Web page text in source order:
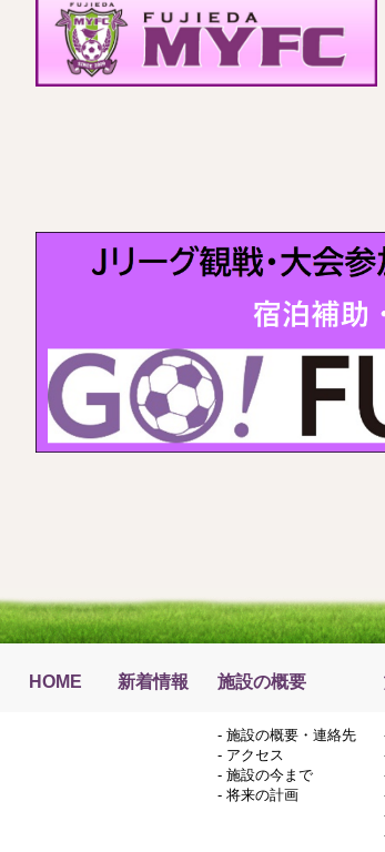
HOME 新着情報 施設の概要
- 施設の概要・連絡先
- アクセス
- 施設の今まで
- 将来の計画